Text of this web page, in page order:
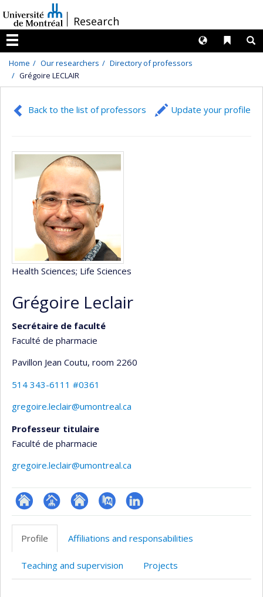
au
contenu
/Research
Menu
Liens
Langues
Home Our researchers
Directory of professors
Grégoire LECLAIR
Back to the list of professors Update your profile
Health Sciences; Life Sciences
Grégoire Leclair
Secrétaire de faculté
Faculté de pharmacie
Pavillon Jean Coutu, room 2260
514 343-6111 #0361
gregoire.leclair@umontreal.ca
Professeur titulaire
Faculté de pharmacie
gregoire.leclair@umontreal.ca
ResearchGate
Page
professionnelle
(faculté,département,école)
Site
web
l’unité
de
PubMedLinkedIn
Profile
Affiliations and responsabilities
Teaching and supervision Projects